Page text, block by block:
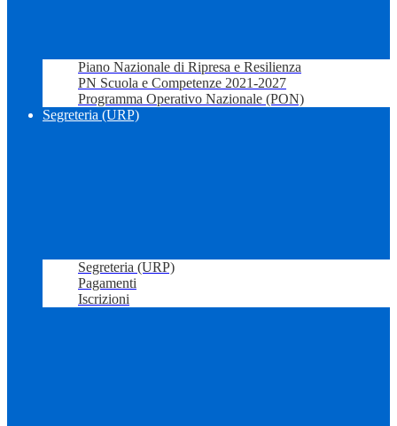
Piano Nazionale di Ripresa e Resilienza
PN Scuola e Competenze 2021-2027
Programma Operativo Nazionale (PON)
Segreteria (URP)
Segreteria (URP)
Pagamenti
Iscrizioni